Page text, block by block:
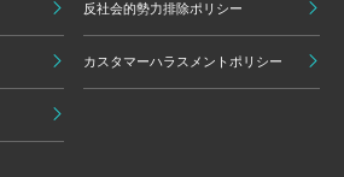
反社会的勢力排除ポリシー
カスタマーハラスメントポリシー